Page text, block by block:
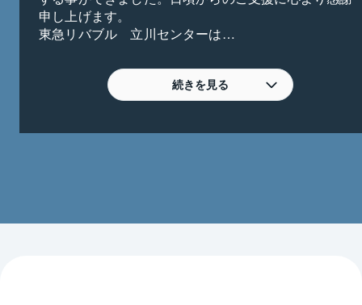
申し上げます。
東急リバブル　立川センターは
発展著しい立川市を中心に
日野市・国立市・国分寺市・昭島市
と幅広いエリアを重点エリアとして営業活動を展開し
等を数多くお取扱いしております。
続きを見る